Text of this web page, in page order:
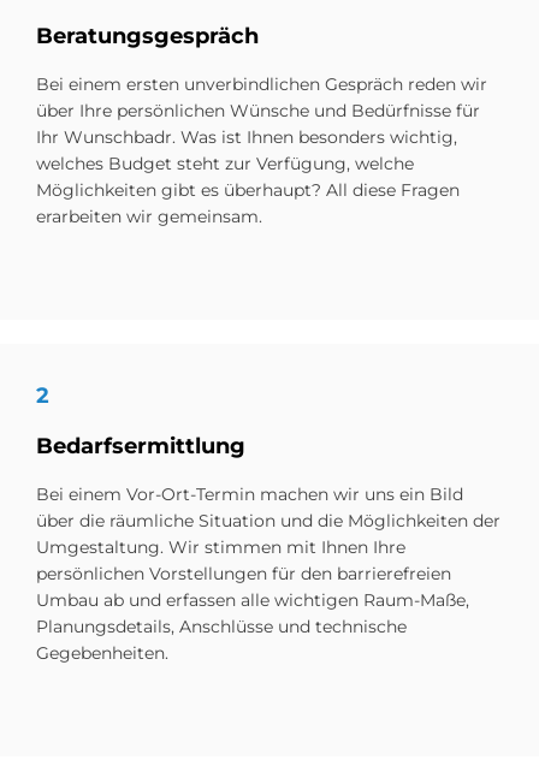
Be­ra­tungs­ge­spräch
Bei einem ersten unverbindlichen Gespräch reden wir
über Ihre persönlichen Wünsche und Bedürfnisse für
Ihr Wunschbadr. Was ist Ihnen besonders wichtig,
welches Budget steht zur Verfügung, welche
Möglichkeiten gibt es überhaupt? All diese Fragen
erarbeiten wir gemeinsam.
2
Be­darfs­er­mitt­lung
Bei einem Vor-Ort-Termin machen wir uns ein Bild
über die räumliche Situation und die Möglichkeiten der
Umgestaltung. Wir stimmen mit Ihnen Ihre
persönlichen Vorstellungen für den barrierefreien
Umbau ab und erfassen alle wichtigen Raum-Maße,
Planungsdetails, Anschlüsse und technische
Gegebenheiten.